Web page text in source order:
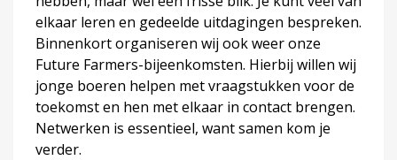
elkaar leren en gedeelde uitdagingen bespreken.
Binnenkort organiseren wij ook weer onze
Future Farmers-bijeenkomsten. Hierbij willen wij
jonge boeren helpen met vraagstukken voor de
toekomst en hen met elkaar in contact brengen.
Netwerken is essentieel, want samen kom je
verder.